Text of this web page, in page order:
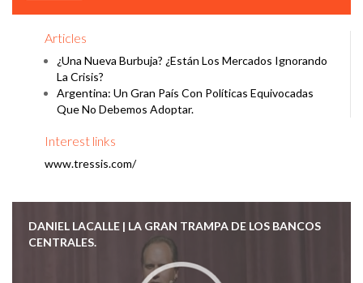
Articles
¿Una Nueva Burbuja? ¿Están Los Mercados Ignorando
La Crisis?
Argentina: Un Gran País Con Políticas Equivocadas
Que No Debemos Adoptar.
Interest links
www.tressis.com/
DANIEL LACALLE | LA GRAN TRAMPA DE LOS BANCOS
CENTRALES.